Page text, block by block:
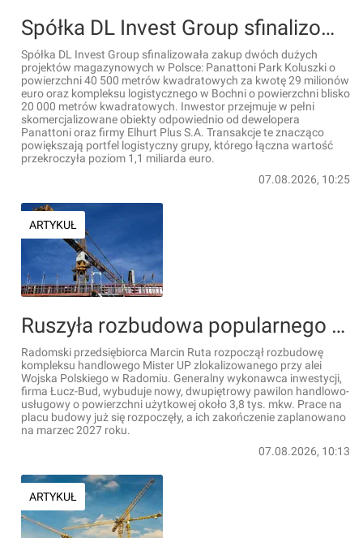
Spółka DL Invest Group sfinalizowała zakup dwóch inwestycji magazynowych w Polsce
Spółka DL Invest Group sfinalizowała zakup dwóch dużych
projektów magazynowych w Polsce: Panattoni Park Koluszki o
powierzchni 40 500 metrów kwadratowych za kwotę 29 milionów
euro oraz kompleksu logistycznego w Bochni o powierzchni blisko
20 000 metrów kwadratowych. Inwestor przejmuje w pełni
skomercjalizowane obiekty odpowiednio od dewelopera
Panattoni oraz firmy Elhurt Plus S.A. Transakcje te znacząco
powiększają portfel logistyczny grupy, którego łączna wartość
przekroczyła poziom 1,1 miliarda euro.
07.08.2026, 10:25
ARTYKUŁ
Ruszyła rozbudowa popularnego kompleksu handlowego w Radomiu
Radomski przedsiębiorca Marcin Ruta rozpoczął rozbudowę
kompleksu handlowego Mister UP zlokalizowanego przy alei
Wojska Polskiego w Radomiu. Generalny wykonawca inwestycji,
firma Łucz-Bud, wybuduje nowy, dwupiętrowy pawilon handlowo-
usługowy o powierzchni użytkowej około 3,8 tys. mkw. Prace na
placu budowy już się rozpoczęły, a ich zakończenie zaplanowano
na marzec 2027 roku.
07.08.2026, 10:13
ARTYKUŁ